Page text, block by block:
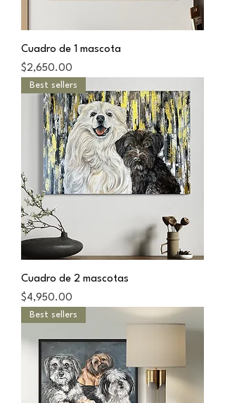
Cuadro de 1 mascota
Precio
$2,650.00
Best sellers
Cuadro de 2 mascotas
Precio
$4,950.00
Best sellers